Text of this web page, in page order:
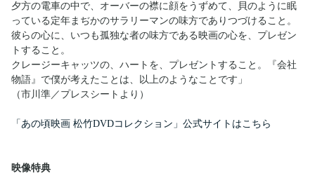
夕方の電車の中で、オーバーの襟に顔をうずめて、貝のように眠
っている定年まぢかのサラリーマンの味方でありつづけること。
彼らの心に、いつも孤独な者の味方である映画の心を、プレゼン
トすること。
クレージーキャッツの、ハートを、プレゼントすること。『会社
物語』で僕が考えたことは、以上のようなことです」
（市川準／プレスシートより）
「あの頃映画 松竹DVDコレクション」公式サイトはこちら
映像特典